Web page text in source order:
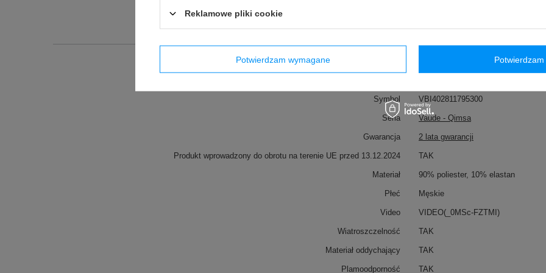
Symbol VBI402811795300
Seria Vaude - Qimsa
Gwarancja 2 lata gwarancji
Produkt wprowadzony do obrotu na terenie UE przed 13.12.2024 TAK
Materiał 90% poliester, 10% elastan
Płeć Męskie
Video VIDEO(_0MSc-FZTMI)
Wiatroszczelność TAK
Materiał oddychający TAK
Plamoodporność TAK
Reklamowe pliki cookie
Potwierdzam wymagane